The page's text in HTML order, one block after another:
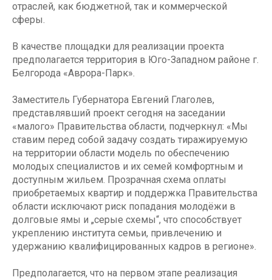
отраслей, как бюджетной, так и коммерческой
сферы.
В качестве площадки для реализации проекта
предполагается территория в Юго-Западном районе г.
Белгорода «Аврора-Парк».
Заместитель Губернатора Евгений Глаголев,
представлявший проект сегодня на заседании
«малого» Правительства области, подчеркнул: «Мы
ставим перед собой задачу создать тиражируемую
на территории области модель по обеспечению
молодых специалистов и их семей комфортным и
доступным жильем. Прозрачная схема оплаты
приобретаемых квартир и поддержка Правительства
области исключают риск попадания молодёжи в
долговые ямы и „серые схемы“, что способствует
укреплению института семьи, привлечению и
удержанию квалифицированных кадров в регионе».
Предполагается, что на первом этапе реализация